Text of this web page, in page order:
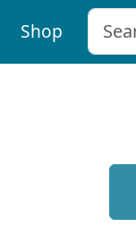
Shop